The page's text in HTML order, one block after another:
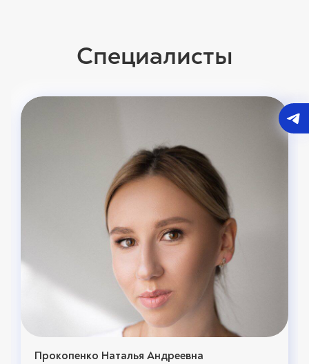
Специалисты
Прокопенко Наталья Андреевна